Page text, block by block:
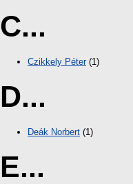
C...
Czikkely Péter(1)
D...
Deák Norbert (1)
E...